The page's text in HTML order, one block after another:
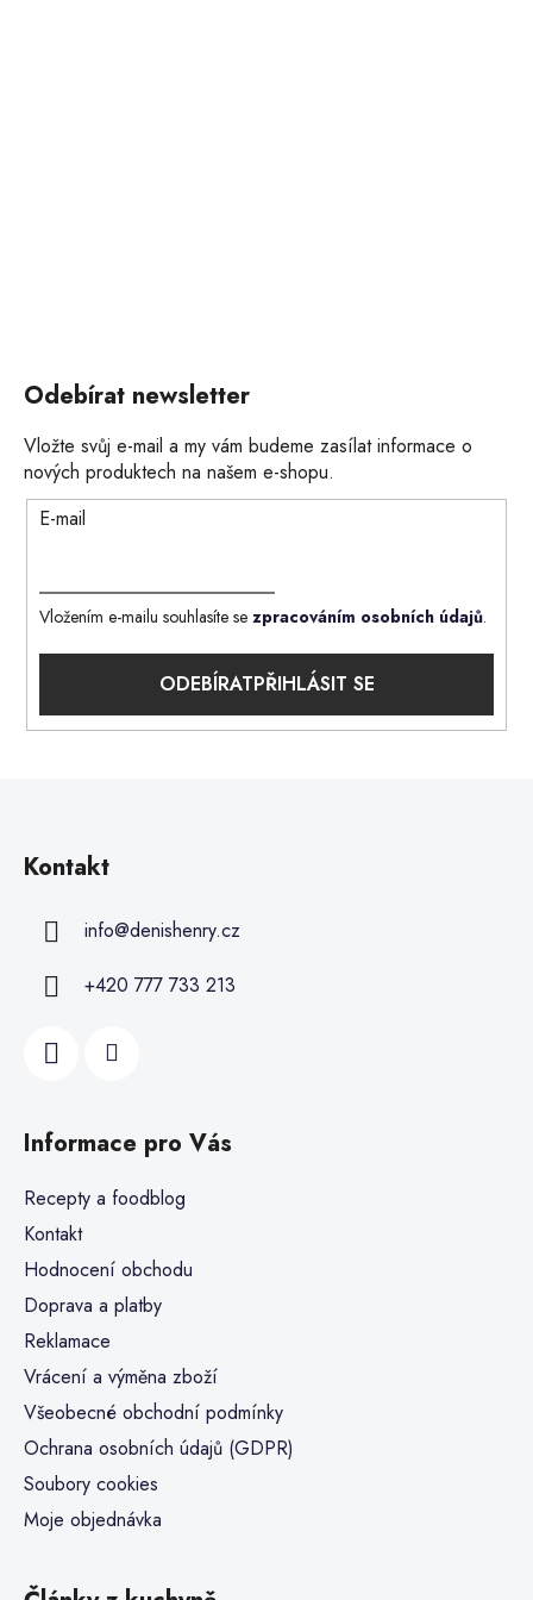
Odebírat newsletter
Vložte svůj e-mail a my vám budeme zasílat informace o
nových produktech na našem e-shopu.
E-mail
Vložením e-mailu souhlasíte se zpracováním osobních údajů.
PŘIHLÁSIT SE
Kontakt
info@denishenry.cz
+420 777 733 213
Informace pro Vás
Recepty a foodblog
Kontakt
Hodnocení obchodu
Doprava a platby
Reklamace
Vrácení a výměna zboží
Všeobecné obchodní podmínky
Ochrana osobních údajů (GDPR)
Soubory cookies
Moje objednávka